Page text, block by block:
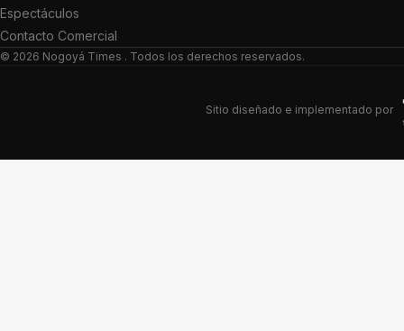
Espectáculos
Contacto Comercial
© 2026 Nogoyá Times . Todos los derechos reservados.
Sitio diseñado e implementado por